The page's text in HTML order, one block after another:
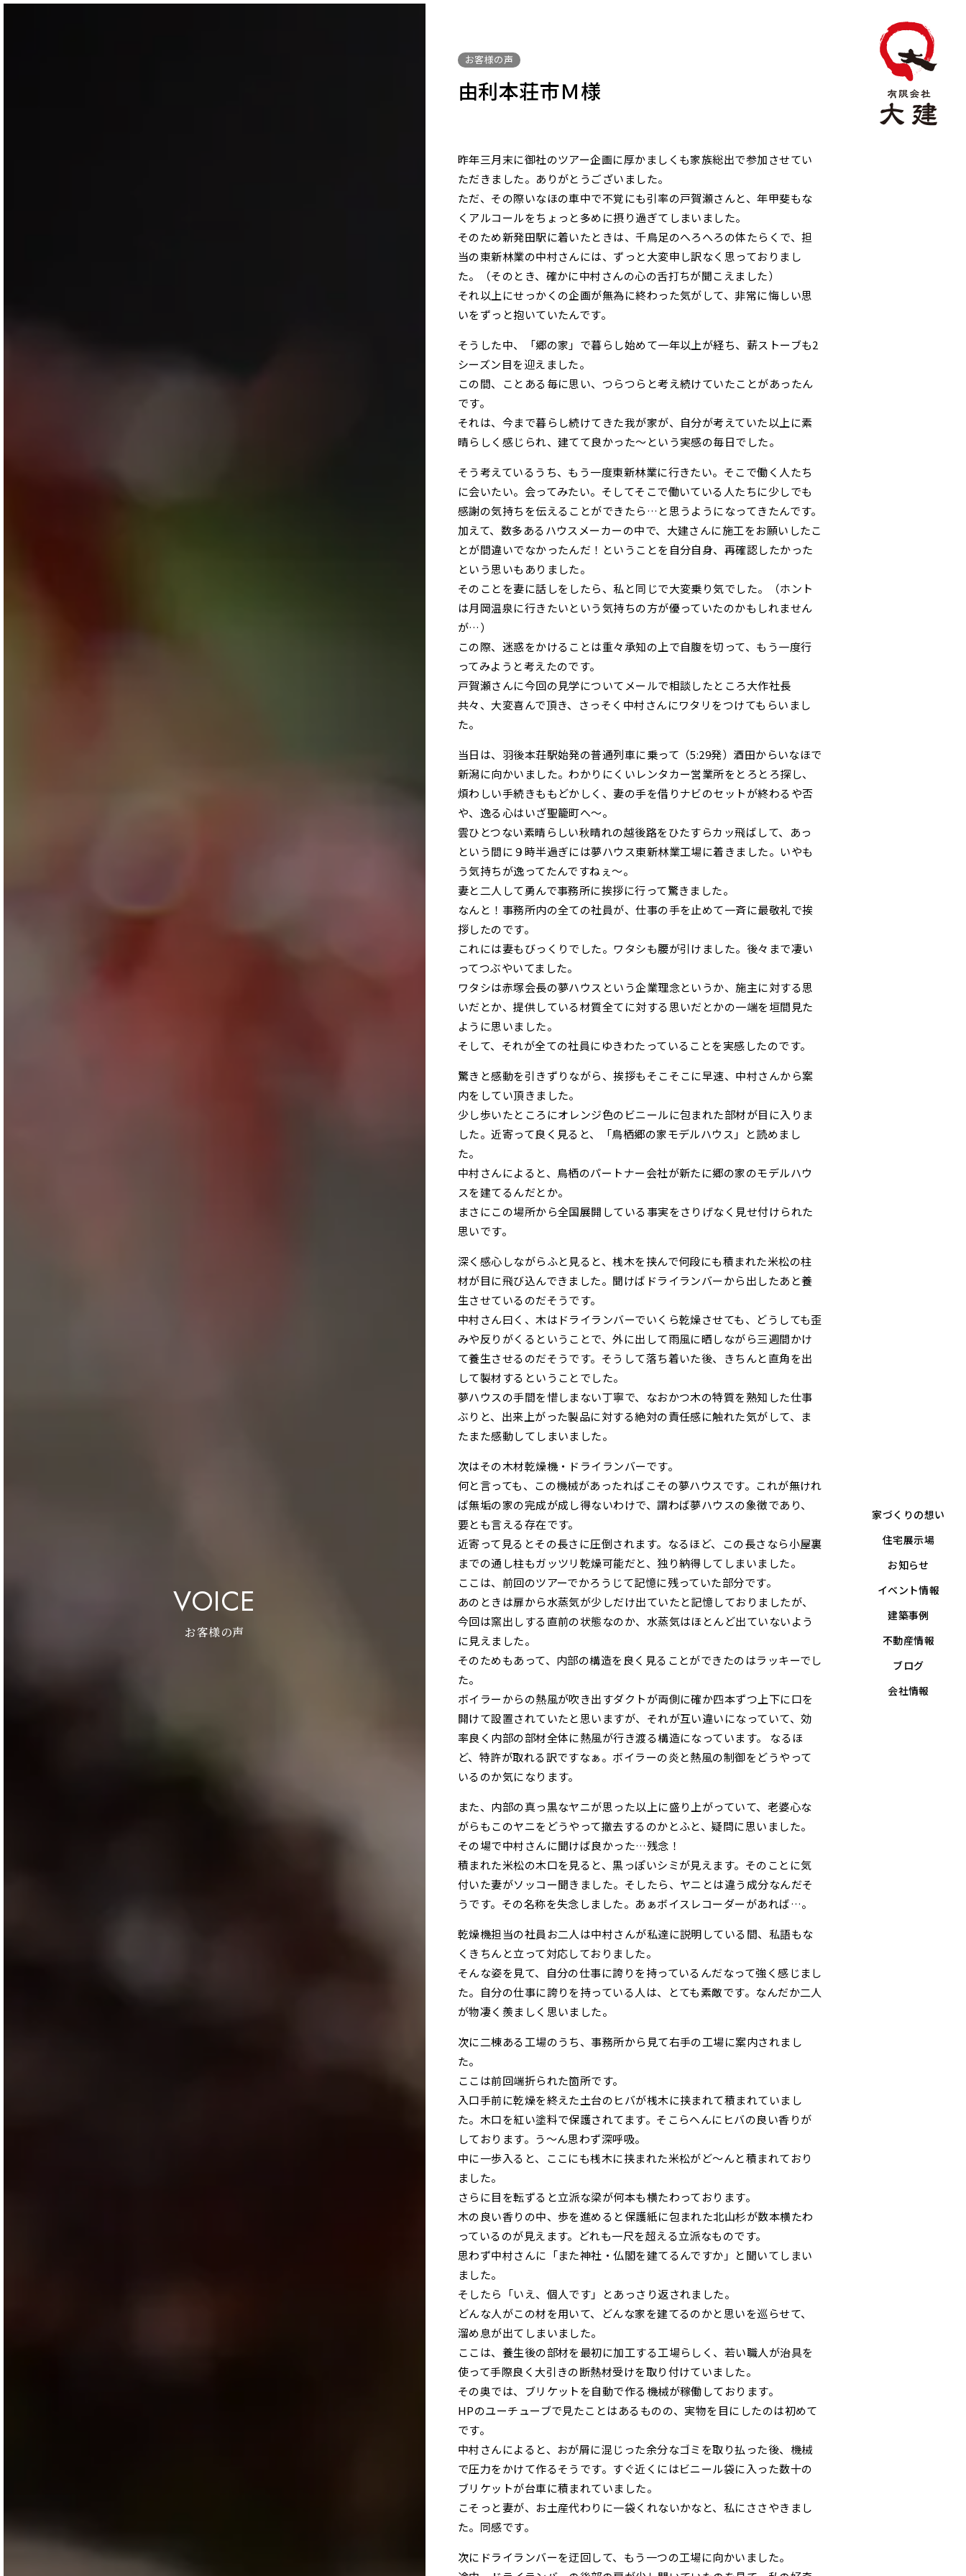
VOICE
お客様の声
家づくりの想い
住宅展示場
お知らせ
イベント情報
建築事例
不動産情報
ブログ
会社情報
お客様の声
由利本荘市Ｍ様
昨年三月末に御社のツアー企画に厚かましくも家族総出で参加させてい
ただきました。ありがとうございました。
ただ、その際いなほの車中で不覚にも引率の戸賀瀬さんと、年甲斐もな
くアルコールをちょっと多めに摂り過ぎてしまいました。
そのため新発田駅に着いたときは、千鳥足のへろへろの体たらくで、担
当の東新林業の中村さんには、ずっと大変申し訳なく思っておりまし
た。（そのとき、確かに中村さんの心の舌打ちが聞こえました）
それ以上にせっかくの企画が無為に終わった気がして、非常に悔しい思
いをずっと抱いていたんです。
そうした中、「郷の家」で暮らし始めて一年以上が経ち、薪ストーブも2
シーズン目を迎えました。
この間、ことある毎に思い、つらつらと考え続けていたことがあったん
です。
それは、今まで暮らし続けてきた我が家が、自分が考えていた以上に素
晴らしく感じられ、建てて良かった～という実感の毎日でした。
そう考えているうち、もう一度東新林業に行きたい。そこで働く人たち
に会いたい。会ってみたい。そしてそこで働いている人たちに少しでも
感謝の気持ちを伝えることができたら…と思うようになってきたんです。
加えて、数多あるハウスメーカーの中で、大建さんに施工をお願いしたこ
とが間違いでなかったんだ！ということを自分自身、再確認したかった
という思いもありました。
そのことを妻に話しをしたら、私と同じで大変乗り気でした。（ホント
は月岡温泉に行きたいという気持ちの方が優っていたのかもしれません
が…）
この際、迷惑をかけることは重々承知の上で自腹を切って、もう一度行
ってみようと考えたのです。
戸賀瀬さんに今回の見学についてメールで相談したところ大作社長
共々、大変喜んで頂き、さっそく中村さんにワタリをつけてもらいまし
た。
当日は、羽後本荘駅始発の普通列車に乗って（5:29発）酒田からいなほで
新潟に向かいました。わかりにくいレンタカー営業所をとろとろ探し、
煩わしい手続きももどかしく、妻の手を借りナビのセットが終わるや否
や、逸る心はいざ聖籠町へ～。
雲ひとつない素晴らしい秋晴れの越後路をひたすらカッ飛ばして、あっ
という間に９時半過ぎには夢ハウス東新林業工場に着きました。いやも
う気持ちが逸ってたんですねぇ～。
妻と二人して勇んで事務所に挨拶に行って驚きました。
なんと！事務所内の全ての社員が、仕事の手を止めて一斉に最敬礼で挨
拶したのです。
これには妻もびっくりでした。ワタシも腰が引けました。後々まで凄い
ってつぶやいてました。
ワタシは赤塚会長の夢ハウスという企業理念というか、施主に対する思
いだとか、提供している材質全てに対する思いだとかの一端を垣間見た
ように思いました。
そして、それが全ての社員にゆきわたっていることを実感したのです。
驚きと感動を引きずりながら、挨拶もそこそこに早速、中村さんから案
内をしてい頂きました。
少し歩いたところにオレンジ色のビニールに包まれた部材が目に入りま
した。近寄って良く見ると、「鳥栖郷の家モデルハウス」と読めまし
た。
中村さんによると、鳥栖のパートナー会社が新たに郷の家のモデルハウ
スを建てるんだとか。
まさにこの場所から全国展開している事実をさりげなく見せ付けられた
思いです。
深く感心しながらふと見ると、桟木を挟んで何段にも積まれた米松の柱
材が目に飛び込んできました。聞けばドライランバーから出したあと養
生させているのだそうです。
中村さん曰く、木はドライランバーでいくら乾燥させても、どうしても歪
みや反りがくるということで、外に出して雨風に晒しながら三週間かけ
て養生させるのだそうです。そうして落ち着いた後、きちんと直角を出
して製材するということでした。
夢ハウスの手間を惜しまない丁寧で、なおかつ木の特質を熟知した仕事
ぶりと、出来上がった製品に対する絶対の責任感に触れた気がして、ま
たまた感動してしまいました。
次はその木材乾燥機・ドライランバーです。
何と言っても、この機械があったればこその夢ハウスです。これが無けれ
ば無垢の家の完成が成し得ないわけで、謂わば夢ハウスの象徴であり、
要とも言える存在です。
近寄って見るとその長さに圧倒されます。なるほど、この長さなら小屋裏
までの通し柱もガッツリ乾燥可能だと、独り納得してしまいました。
ここは、前回のツアーでかろうじて記憶に残っていた部分です。
あのときは扉から水蒸気が少しだけ出ていたと記憶しておりましたが、
今回は窯出しする直前の状態なのか、水蒸気はほとんど出ていないよう
に見えました。
そのためもあって、内部の構造を良く見ることができたのはラッキーでし
た。
ボイラーからの熱風が吹き出すダクトが両側に確か四本ずつ上下に口を
開けて設置されていたと思いますが、それが互い違いになっていて、効
率良く内部の部材全体に熱風が行き渡る構造になっています。 なるほ
ど、特許が取れる訳ですなぁ。ボイラーの炎と熱風の制御をどうやって
いるのか気になります。
また、内部の真っ黒なヤニが思った以上に盛り上がっていて、老婆心な
がらもこのヤニをどうやって撤去するのかとふと、疑問に思いました。
その場で中村さんに聞けば良かった…残念！
積まれた米松の木口を見ると、黒っぽいシミが見えます。そのことに気
付いた妻がソッコー聞きました。そしたら、ヤニとは違う成分なんだそ
うです。その名称を失念しました。あぁボイスレコーダーがあれば…。
乾燥機担当の社員お二人は中村さんが私達に説明している間、私語もな
くきちんと立って対応しておりました。
そんな姿を見て、自分の仕事に誇りを持っているんだなって強く感じまし
た。自分の仕事に誇りを持っている人は、とても素敵です。なんだか二人
が物凄く羨ましく思いました。
次に二棟ある工場のうち、事務所から見て右手の工場に案内されまし
た。
ここは前回端折られた箇所です。
入口手前に乾燥を終えた土台のヒバが桟木に挟まれて積まれていまし
た。木口を紅い塗料で保護されてます。そこらへんにヒバの良い香りが
しております。う～ん思わず深呼吸。
中に一歩入ると、ここにも桟木に挟まれた米松がど～んと積まれており
ました。
さらに目を転ずると立派な梁が何本も横たわっております。
木の良い香りの中、歩を進めると保護紙に包まれた北山杉が数本横たわ
っているのが見えます。どれも一尺を超える立派なものです。
思わず中村さんに「また神社・仏閣を建てるんですか」と聞いてしまい
ました。
そしたら「いえ、個人です」とあっさり返されました。
どんな人がこの材を用いて、どんな家を建てるのかと思いを巡らせて、
溜め息が出てしまいました。
ここは、養生後の部材を最初に加工する工場らしく、若い職人が治具を
使って手際良く大引きの断熱材受けを取り付けていました。
その奥では、ブリケットを自動で作る機械が稼働しております。
HPのユーチューブで見たことはあるものの、実物を目にしたのは初めて
です。
中村さんによると、おが屑に混じった余分なゴミを取り払った後、機械
で圧力をかけて作るそうです。すぐ近くにはビニール袋に入った数十の
ブリケットが台車に積まれていました。
こそっと妻が、お土産代わりに一袋くれないかなと、私にささやきまし
た。同感です。
次にドライランバーを迂回して、もう一つの工場に向かいました。